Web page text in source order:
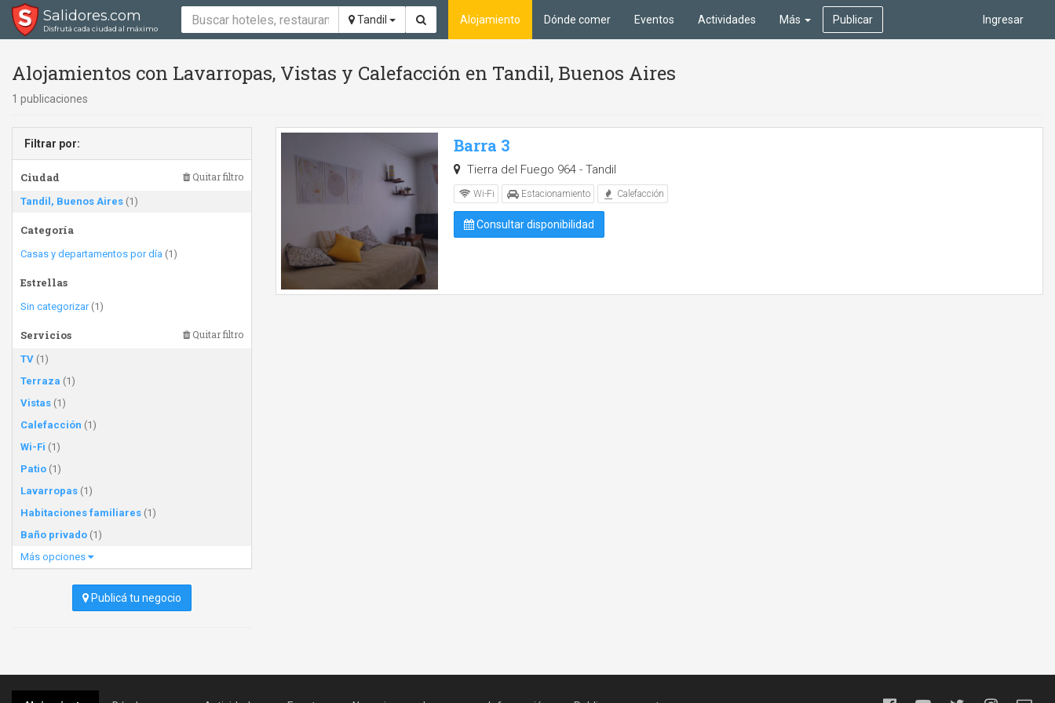
Salidores.com
Disfrutá cada ciudad al máximo
Tandil Ingresar
Alojamiento Dónde comer Eventos Actividades Más Publicar
Alojamientos con Lavarropas, Vistas y Calefacción en Tandil, Buenos Aires
1 publicaciones
Filtrar por:
Ciudad Quitar filtro
Tandil, Buenos Aires (1)
Categoría
Casas y departamentos por día (1)
Estrellas
Sin categorizar(1)
Servicios Quitar filtro
TV (1)
Terraza (1)
Vistas (1)
Calefacción (1)
Wi-Fi (1)
Patio (1)
Lavarropas (1)
Habitaciones familiares (1)
Baño privado (1)
Más opciones
Publicá tu negocio
Barra 3
Tierra del Fuego 964 - Tandil
Wi-Fi Estacionamiento Calefacción
Consultar disponibilidad